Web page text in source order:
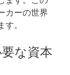
カーの世界
。
な資本